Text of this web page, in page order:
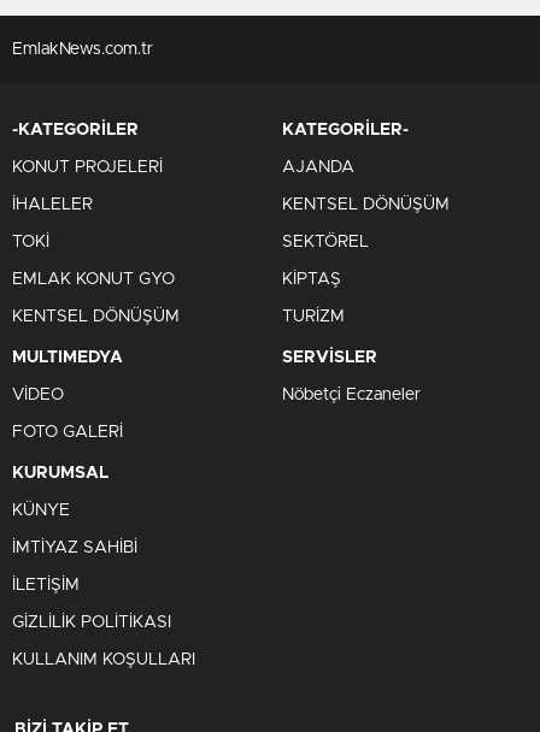
EmlakNews.com.tr
-KATEGORİLER
KONUT PROJELERİ
İHALELER
TOKİ
EMLAK KONUT GYO
KENTSEL DÖNÜŞÜM
KATEGORİLER-
AJANDA
KENTSEL DÖNÜŞÜM
SEKTÖREL
KİPTAŞ
TURİZM
MULTIMEDYA
VİDEO
FOTO GALERİ
SERVİSLER
Nöbetçi Eczaneler
KURUMSAL
KÜNYE
İMTİYAZ SAHİBİ
İLETİŞİM
GİZLİLİK POLİTİKASI
KULLANIM KOŞULLARI